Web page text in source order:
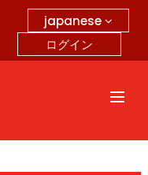
japanese
ログイン